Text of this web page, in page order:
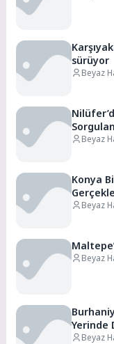
sürüyor
Beyaz
Beyaz
Konya
Beyaz
Beyaz
Yerinde
Beyaz